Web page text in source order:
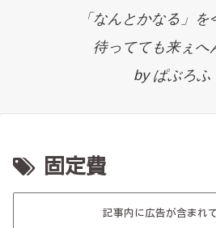
「なんとかなる」を
待ってても来ぇへ
by ぱぶろふ
固定費
記事内に広告が含まれ